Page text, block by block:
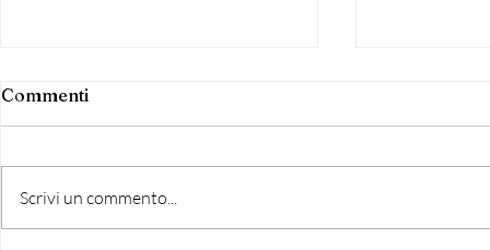
Commenti
Scrivi un commento...